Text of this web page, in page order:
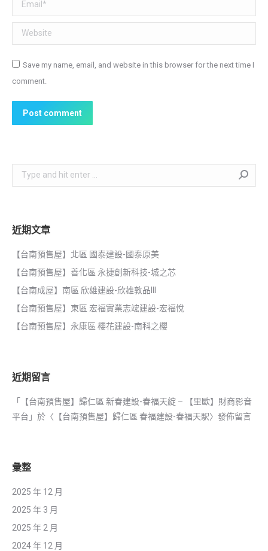
Website
Save my name, email, and website in this browser for the next time I
comment.
Post comment
Search:
近期文章
【台南預售屋】北區 國泰建設-國泰原美
【台南預售屋】善化區 永捷創新科技-城之芯
【台南成屋】南區 欣雄建設-欣雄敦品III
【台南預售屋】東區 宏福實業志竤建設-宏福悅
【台南預售屋】永康區 櫻花建設-南科之櫻
近期留言
「
【台南預售屋】歸仁區 新春建設-春福天綻 – 【里歐】財商影音
平台 」於〈 【台南預售屋】歸仁區 春福建設-春福天駅〉發佈留言
彙整
2025 年 12 月
2025 年 3 月
2025 年 2 月
2024 年 12 月